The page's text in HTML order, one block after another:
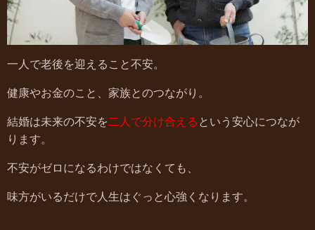
一人で老後を迎えること不安。
健康やお金のこと、家族とのつながり。
結婚は未来の不安を二人で分け合える という安心につなが
ります。
不安がゼロになるわけではなくても、
味方がいるだけで人生はぐっと心強くなります。